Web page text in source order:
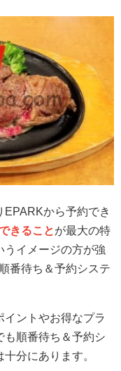
EPARKから予約でき
きることが最大の特
うイメージの方が強
番待ち＆予約システ
イントやお得なプラ
も順番待ち＆予約シ
分にあります。